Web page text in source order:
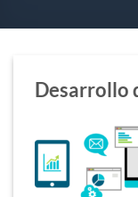
Desarrollo